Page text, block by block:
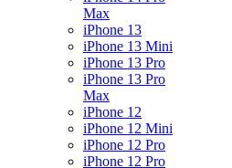
Max
iPhone 13
iPhone 13 Mini
iPhone 13 Pro
iPhone 13 Pro
Max
iPhone 12
iPhone 12 Mini
iPhone 12 Pro
iPhone 12 Pro